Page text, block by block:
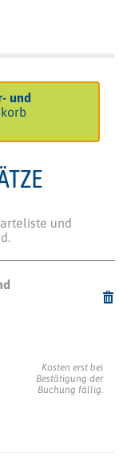
und
und
Kosten erst bei
Bestätigung der
Buchung fällig.